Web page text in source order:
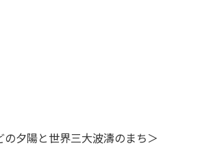
夕陽と世界三大波濤のまち＞